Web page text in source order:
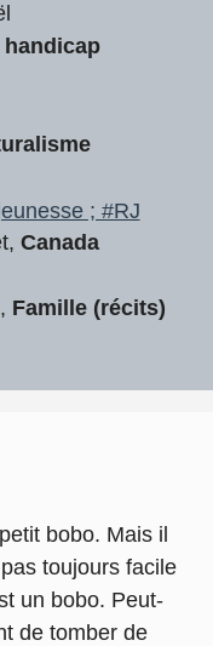
; #RJ
Canada
Famille (récits)
bobo. Mais il
toujours facile
un bobo. Peut-
de tomber de